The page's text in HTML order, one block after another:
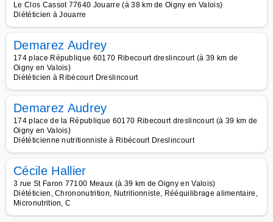
Le Clos Cassot 77640 Jouarre (à 38 km de Oigny en Valois)
Diététicien à Jouarre
Demarez Audrey
174 place République 60170 Ribecourt dreslincourt (à 39 km de
Oigny en Valois)
Diététicien à Ribécourt Dreslincourt
Demarez Audrey
174 place de la République 60170 Ribecourt dreslincourt (à 39 km de
Oigny en Valois)
Diététicienne nutritionniste à Ribécourt Dreslincourt
Cécile Hallier
3 rue St Faron 77100 Meaux (à 39 km de Oigny en Valois)
Diététicien, Chrononutrition, Nutritionniste, Rééquilibrage alimentaire,
Micronutrition, C